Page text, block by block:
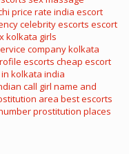
price rate india escort
celebrity escorts escort
kolkata girls
companykolkata
escorts cheap escort
kolkata india
call girl name and
area best escorts
prostitution places